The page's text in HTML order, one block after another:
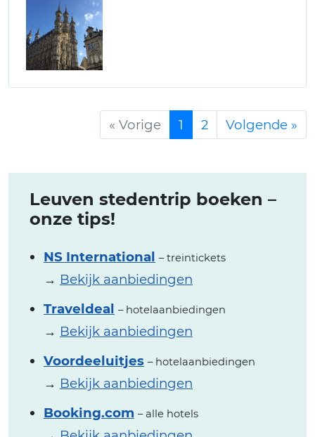
« Vorige 1 2 Volgende »
Leuven stedentrip boeken –
onze tips!
NS International – treintickets
→ Bekijk aanbiedingen
Traveldeal – hotelaanbiedingen
→ Bekijk aanbiedingen
Voordeeluitjes – hotelaanbiedingen
→ Bekijk aanbiedingen
Booking.com – alle hotels